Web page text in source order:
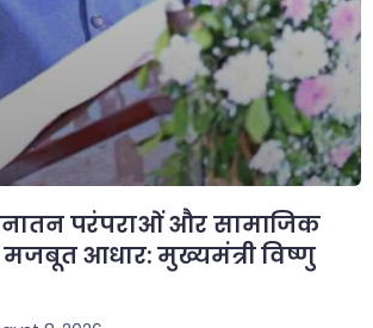
परंपराओं और सामाजिक
आधार: मुख्यमंत्री विष्णु